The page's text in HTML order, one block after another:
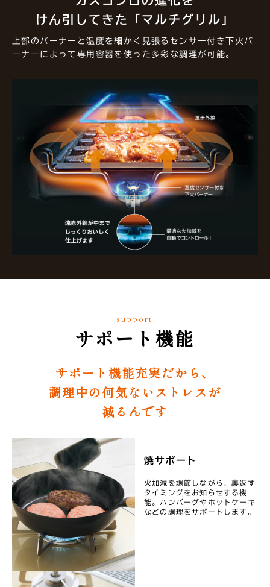
けん引してきた「マルチグリル」
上部のバーナーと温度を細かく見張るセンサー付き下火バ
ーナーによって専用容器を使った多彩な調理が可能。
support
サポート機能
サポート機能充実だから、
調理中の何気ないストレスが
減るんです
焼サポート
火加減を調節しながら、裏返す
タイミングをお知らせする機
能。ハンバーグやホットケーキ
などの調理をサポートします。